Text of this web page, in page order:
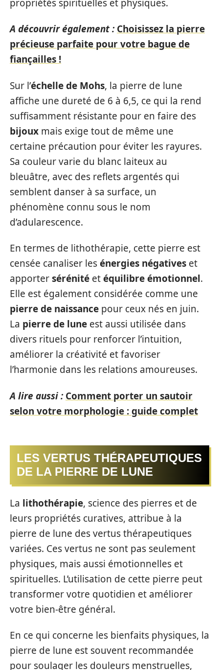
propriétés spirituelles et physiques.
A découvrir également : Choisissez la pierre
précieuse parfaite pour votre bague de
fiançailles !
Sur l’échelle de Mohs, la pierre de lune
affiche une dureté de 6 à 6,5, ce qui la rend
suffisamment résistante pour en faire des
bijoux mais exige tout de même une
certaine précaution pour éviter les rayures.
Sa couleur varie du blanc laiteux au
bleuâtre, avec des reflets argentés qui
semblent danser à sa surface, un
phénomène connu sous le nom
d’adularescence.
En termes de lithothérapie, cette pierre est
censée canaliser lesénergies négatives et
apportersérénité etéquilibre émotionnel.
Elle est également considérée comme une
pierre de naissance pour ceux nés en juin.
La pierre de lune est aussi utilisée dans
divers rituels pour renforcer l’intuition,
améliorer la créativité et favoriser
l’harmonie dans les relations amoureuses.
A lire aussi : Comment porter un sautoir
selon votre morphologie : guide complet
LES VERTUS THÉRAPEUTIQUES
DE LA PIERRE DE LUNE
La lithothérapie, science des pierres et de
leurs propriétés curatives, attribue à la
pierre de lune des vertus thérapeutiques
variées. Ces vertus ne sont pas seulement
physiques, mais aussi émotionnelles et
spirituelles. L’utilisation de cette pierre peut
transformer votre quotidien et améliorer
votre bien-être général.
En ce qui concerne les bienfaits physiques, la
pierre de lune est souvent recommandée
pour soulager les douleurs menstruelles,